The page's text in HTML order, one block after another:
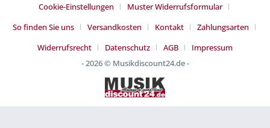
Cookie-Einstellungen
Muster Widerrufsformular
So finden Sie uns
Versandkosten Kontakt
Zahlungsarten
Widerrufsrecht
Datenschutz AGB
Impressum
- 2026 © Musikdiscount24.de -